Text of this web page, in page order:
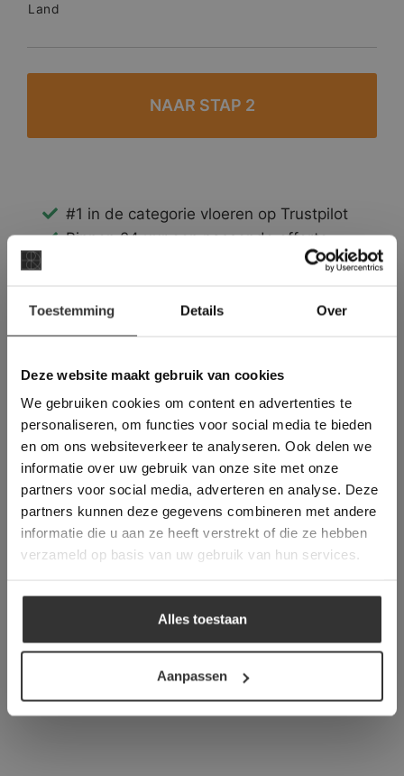
Toestemming Details Over
Deze website maakt gebruik van cookies
We gebruiken cookies om content en advertenties te
personaliseren, om functies voor social media te bieden
en om ons websiteverkeer te analyseren. Ook delen we
informatie over uw gebruik van onze site met onze
partners voor social media, adverteren en analyse. Deze
partners kunnen deze gegevens combineren met andere
informatie die u aan ze heeft verstrekt of die ze hebben
verzameld op basis van uw gebruik van hun services.
Alles toestaan
Aanpassen
Land
#1 in de categorie vloeren op Trustpilot
Binnen 24 uur een passende offerte
Legwerk vanuit het tegelzettersgilde
Meer dan 500 m2 showtuin
Deze website maakt
gebruik van cookies.
This Cookie Banner was deleted and is no
longer working. Please contact the website
administrator.
Deze website gebruikt cookies om de
gebruikerservaring te verbeteren. Door
gebruik te maken van onze website geeft u
toestemming voor alle cookies in
overeenstemming met ons cookiebeleid.Lees
verder
ALLES ACCEPTEREN
ALLES AFWIJZEN
DETAILS WEERGEVEN